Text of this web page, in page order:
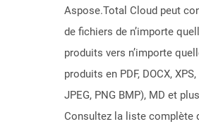
Aspose.Total Cloud peut
de fichiers de n’importe
produits vers n’importe
produits en PDF, DOCX,
JPEG, PNG BMP), MD et
Consultez la liste complète